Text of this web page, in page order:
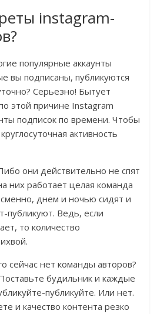
instagram-
популярные аккаунты
вы подписаны, публикуются
Серьезно! Бытует
этой причине Instagram
подписок по времени. Чтобы
активность
они действительно не спят
них работает целая команда
днем и ночью сидят и
публикуют. Ведь, если
то количество
сейчас нет команды авторов?
будильник и каждые
публикуйте. Или нет.
и качество контента резко